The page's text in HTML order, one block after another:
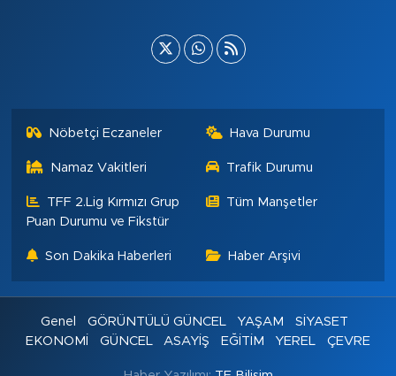
Nöbetçi Eczaneler Hava Durumu
Namaz Vakitleri Trafik Durumu
TFF 2.Lig Kırmızı Grup
Puan Durumu ve Fikstür
Tüm Manşetler
Son Dakika Haberleri Haber Arşivi
Genel GÖRÜNTÜLÜ GÜNCEL YAŞAM
SİYASET
EKONOMİ
GÜNCEL ASAYİŞ EĞİTİM YEREL ÇEVRE